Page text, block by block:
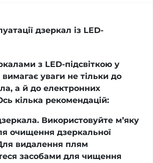
дзеркал із LED-
з LED-підсвіткою у
вимагає уваги не тільки до
а й до електронних
кілька рекомендацій:
Використовуйте м’яку
очищення дзеркальної
видалення плям
засобами для чищення